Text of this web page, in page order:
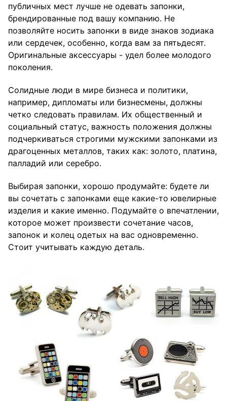
публичных мест лучше не одевать запонки,
брендированные под вашу компанию. Не
позволяйте носить запонки в виде знаков зодиака
или сердечек, особенно, когда вам за пятьдесят.
Оригинальные аксессуары - удел более молодого
поколения.
Солидные люди в мире бизнеса и политики,
например, дипломаты или бизнесмены, должны
четко следовать правилам. Их общественный и
социальный статус, важность положения должны
подчеркиваться строгими мужскими запонками из
драгоценных металлов, таких как: золото, платина,
палладий или серебро.
Выбирая запонки, хорошо продумайте: будете ли
вы сочетать с запонками еще какие-то ювелирные
изделия и какие именно. Подумайте о впечатлении,
которое может произвести сочетание часов,
запонок и колец одетых на вас одновременно.
Стоит учитывать каждую деталь.